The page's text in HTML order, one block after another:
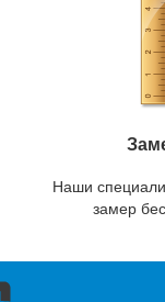
Наши
замер